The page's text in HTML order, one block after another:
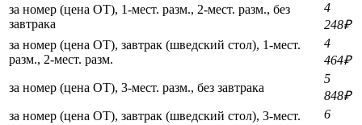
за номер (цена ОТ), 1-мест. разм., 2-мест. разм., без
завтрака
4
248₽
за номер (цена ОТ), завтрак (шведский стол), 1-мест.
разм., 2-мест. разм.
4
464₽
за номер (цена ОТ), 3-мест. разм., без завтрака
5
848₽
за номер (цена ОТ), завтрак (шведский стол), 3-мест.
6